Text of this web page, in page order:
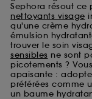
Sephora résout ce
nettoyants visage
qu'une crème
émulsion
trouver le soin
sensibles ne sont
picotements ?
apaisante :
préférées comme
un baume